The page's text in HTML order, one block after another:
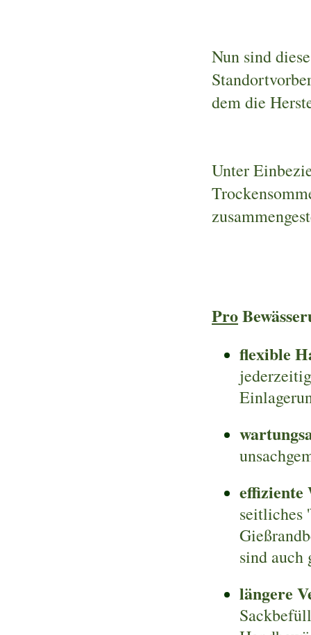
Nun sind
dem die
Unter
Pro
flexible
effiziente
seitliches
sind auch
längere